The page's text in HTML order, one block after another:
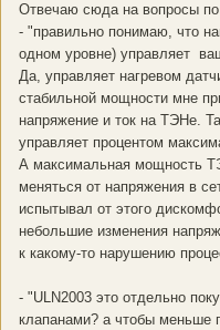
Отвечаю сюда на вопросы по
- "правильно понимаю, что
одном уровне) управляет
Да, управляет нагревом
стабильной мощности мне
напряжение и ток на ТЭНе.
управляет процентом
А максимальная мощность
меняться от напряжения в
испытывал от этого
небольшие изменения
к какому-то нарушению
- "ULN2003 это отдельно
клапанами? а чтобы меньше